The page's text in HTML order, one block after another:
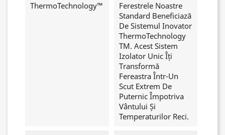
ThermoTechnology™
Ferestrele Noastre
Standard Beneficiază
De Sistemul Inovator
ThermoTechnology
TM. Acest Sistem
Izolator Unic Îți
Transformă
Fereastra Într-Un
Scut Extrem De
Puternic Împotriva
Vântului Și
Temperaturilor Reci.